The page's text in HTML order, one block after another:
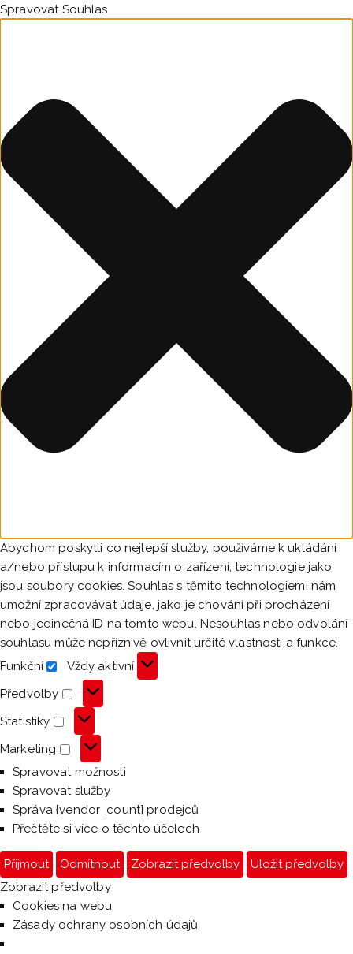
Spravovat Souhlas
Abychom poskytli co nejlepší služby, používáme k ukládání
a/nebo přístupu k informacím o zařízení, technologie jako
jsou soubory cookies. Souhlas s těmito technologiemi nám
umožní zpracovávat údaje, jako je chování při procházení
nebo jedinečná ID na tomto webu. Nesouhlas nebo odvolání
souhlasu může nepříznivě ovlivnit určité vlastnosti a funkce.
Funkční
Funkční
Vždy aktivní
Předvolby
Předvolby
Statistiky
Statistiky
Marketing
Marketing
Spravovat možnosti
Spravovat služby
Správa {vendor_count} prodejců
Přečtěte si více o těchto účelech
Přijmout Odmítnout Zobrazit předvolby
Uložit předvolby
Zobrazit předvolby
Cookies na webu
Zásady ochrany osobních údajů